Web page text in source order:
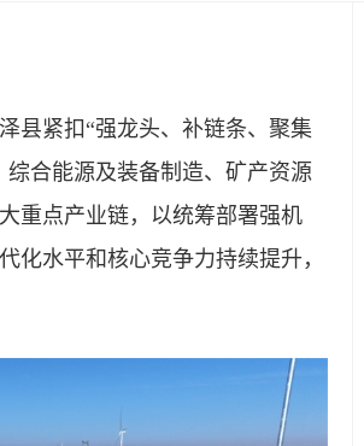
紧扣“强龙头、补链条、聚集
合能源及装备制造、矿产资源
重点产业链，以统筹部署强机
化水平和核心竞争力持续提升，